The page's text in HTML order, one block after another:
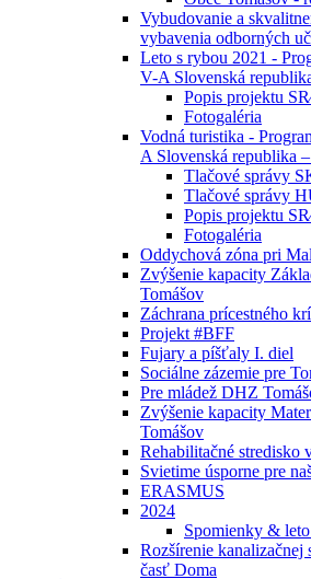
Vybudovanie a
vybavenia odborných
Leto s rybou 2021 -
V-A Slovenská
Popis projektu
Fotogaléria
Vodná turistika -
A Slovenská republika
Tlačové správy
Tlačové správy
Popis projektu
Fotogaléria
Oddychová zóna pri
Zvýšenie kapacity
Tomášov
Záchrana prícestného
Projekt #BFF
Fujary a píšťaly I. diel
Sociálne zázemie pre
Pre mládež DHZ
Zvýšenie kapacity
Tomášov
Rehabilitačné stredisko
Svietime úsporne pre
ERASMUS
2024
Spomienky &
Rozšírenie kanalizačnej
časť Doma